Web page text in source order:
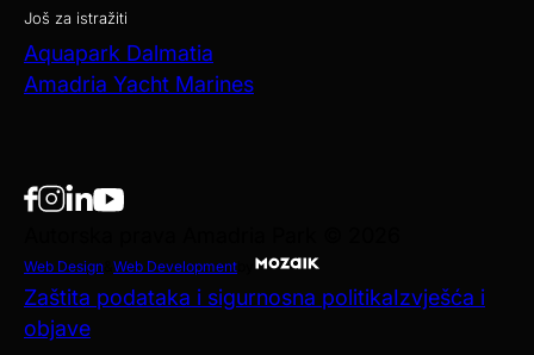
Još za istražiti
Aquapark Dalmatia
Amadria Yacht Marines
Web Design Web Development
Zaštita podataka i sigurnosna politikaIzvješća i
objave